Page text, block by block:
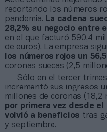
recortando los números
pandemia. La cadena
28,2% su negocio entre
en el que facturó 590,4
de euros). La empresa
los números rojos un
coronas suecas (2,5
Sólo en el tercer
incrementó sus ingresos
millones de coronas (18,2
por primera vez desde
volvió a beneficios tras
y septiembre.